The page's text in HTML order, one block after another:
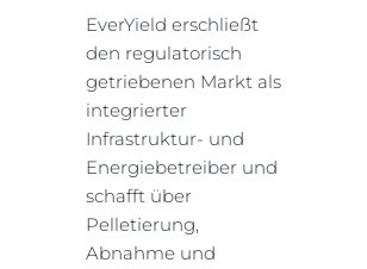
EverYield erschließt
den regulatorisch
getriebenen Markt als
integrierter
Infrastruktur- und
Energiebetreiber und
schafft über
Pelletierung,
Abnahme und